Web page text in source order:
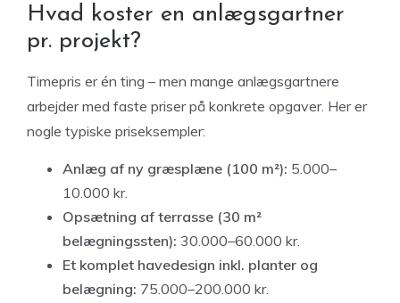
Hvad koster en anlægsgartner
pr. projekt?
Timepris er én ting – men mange anlægsgartnere
arbejder med faste priser på konkrete opgaver. Her er
nogle typiske priseksempler:
Anlæg af ny græsplæne (100 m²): 5.000–
10.000 kr.
Opsætning af terrasse (30 m²
belægningssten): 30.000–60.000 kr.
Et komplet havedesign inkl. planter og
belægning: 75.000–200.000 kr.